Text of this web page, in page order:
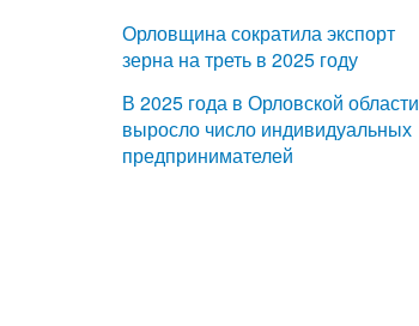
Орловщина сократила экспорт
зерна на треть в 2025 году
В 2025 года в Орловской области
выросло число индивидуальных
предпринимателей